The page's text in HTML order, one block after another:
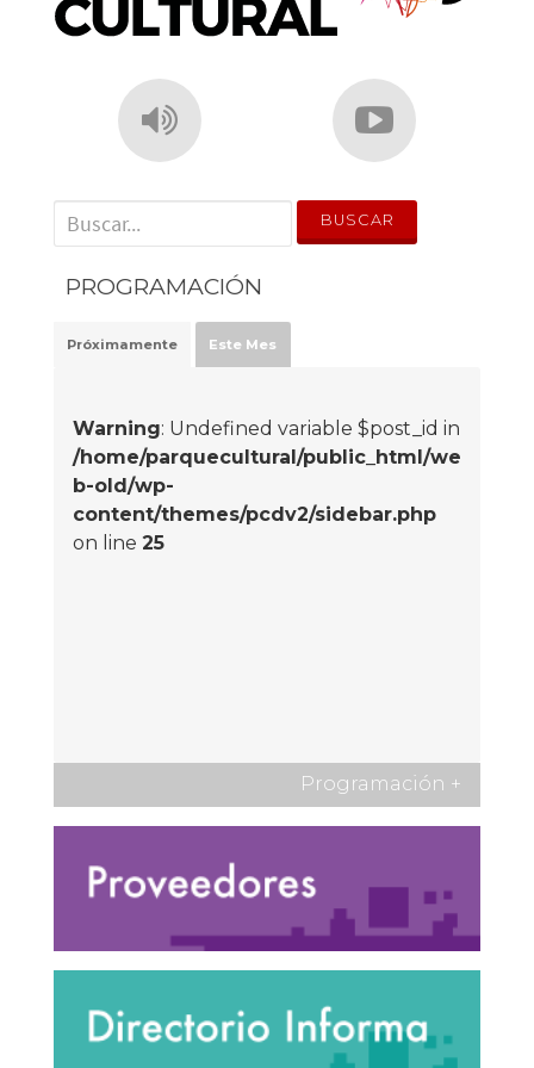
' . __('Search for:') . '
PROGRAMACIÓN
Próximamente Este Mes
Warning: Undefined variable $post_id in
/home/parquecultural/public_html/we
b-old/wp-
content/themes/pcdv2/sidebar.php
on line 25
Programación +